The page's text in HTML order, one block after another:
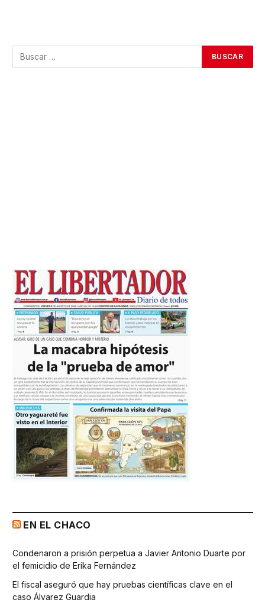
EN EL CHACO
Condenaron a prisión perpetua a Javier Antonio Duarte por
el femicidio de Erika Fernández
El fiscal aseguró que hay pruebas científicas clave en el
caso Álvarez Guardia